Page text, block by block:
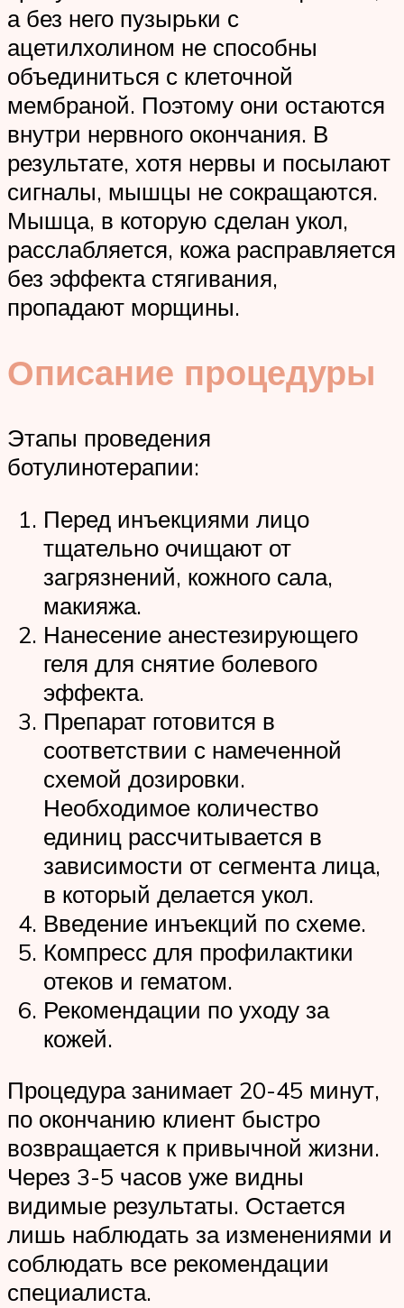
а без него пузырьки с
ацетилхолином не способны
объединиться с клеточной
мембраной. Поэтому они остаются
внутри нервного окончания. В
результате, хотя нервы и посылают
сигналы, мышцы не сокращаются.
Мышца, в которую сделан укол,
расслабляется, кожа расправляется
без эффекта стягивания,
пропадают морщины.
Описание процедуры
Этапы проведения
ботулинотерапии:
Перед инъекциями лицо
тщательно очищают от
загрязнений, кожного сала,
макияжа.
Нанесение анестезирующего
геля для снятие болевого
эффекта.
Препарат готовится в
соответствии с намеченной
схемой дозировки.
Необходимое количество
единиц рассчитывается в
зависимости от сегмента лица,
в который делается укол.
Введение инъекций по схеме.
Компресс для профилактики
отеков и гематом.
Рекомендации по уходу за
кожей.
Процедура занимает 20-45 минут,
по окончанию клиент быстро
возвращается к привычной жизни.
Через 3-5 часов уже видны
видимые результаты. Остается
лишь наблюдать за изменениями и
соблюдать все рекомендации
специалиста.